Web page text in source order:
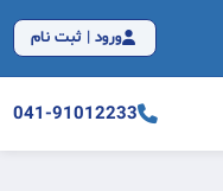
ورود | ثبت نام
041-91012233